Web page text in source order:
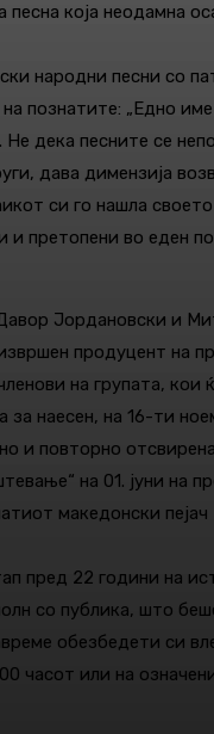
која неодамна
народни песни со
познатите: „Едно
дека песните се
дава димензија
си го нашла
претопени во еден
Јордановски и
продуцент на
на групата,
за наесен, на 16-ти
и повторно
на 01. јуни на
македонски
пред 22 години на
со публика, што
обезбедети си
часот или на